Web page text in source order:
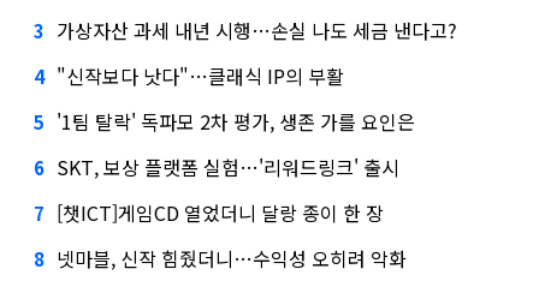
3 가상자산 과세 내년 시행…손실 나도 세금 낸다고?
4 "신작보다 낫다"…클래식 IP의 부활
5 '1팀 탈락' 독파모 2차 평가, 생존 가를 요인은
6 SKT, 보상 플랫폼 실험…'리워드링크' 출시
7 [챗ICT]게임CD 열었더니 달랑 종이 한 장
8 넷마블, 신작 힘줬더니…수익성 오히려 악화